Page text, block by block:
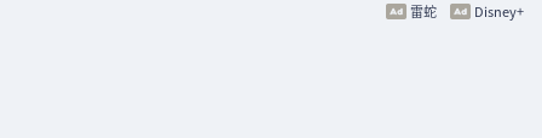
Disney+
雷蛇